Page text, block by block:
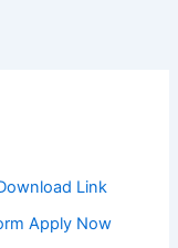
Link
Apply Now